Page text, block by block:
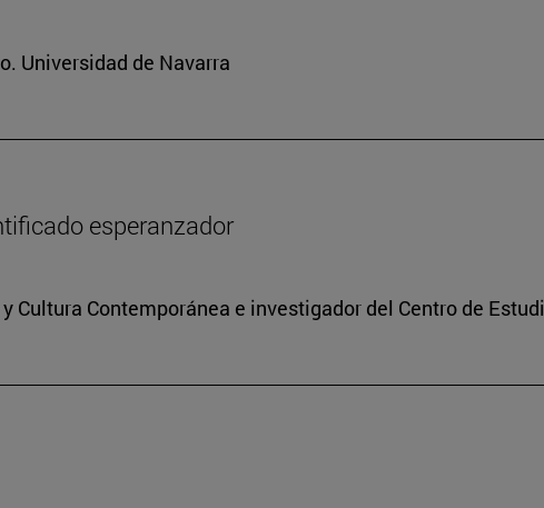
Universidad de Navarra
esperanzador
Cultura Contemporánea e investigador del Centro de